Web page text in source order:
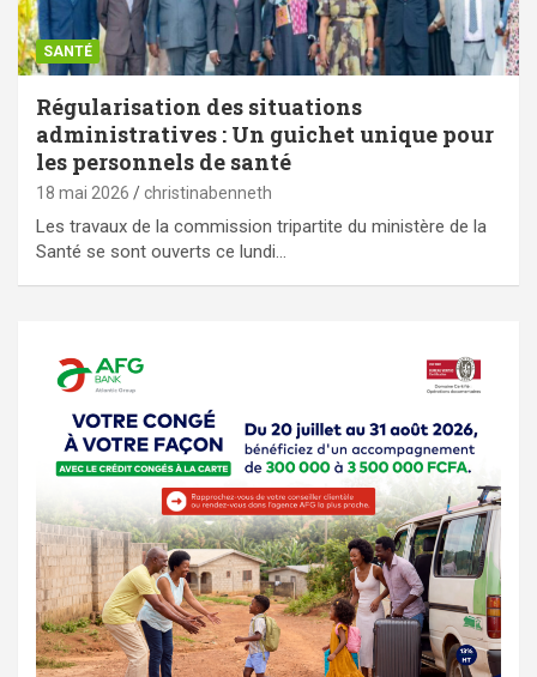
SANTÉ
Régularisation des situations
administratives : Un guichet unique pour
les personnels de santé
18 mai 2026 christinabenneth
Les travaux de la commission tripartite du ministère de la
Santé se sont ouverts ce lundi…